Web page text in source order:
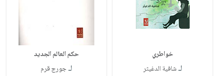
خواطري
لـشافية الدغيثر
حكم العالم الجديد
لـجورج قرم